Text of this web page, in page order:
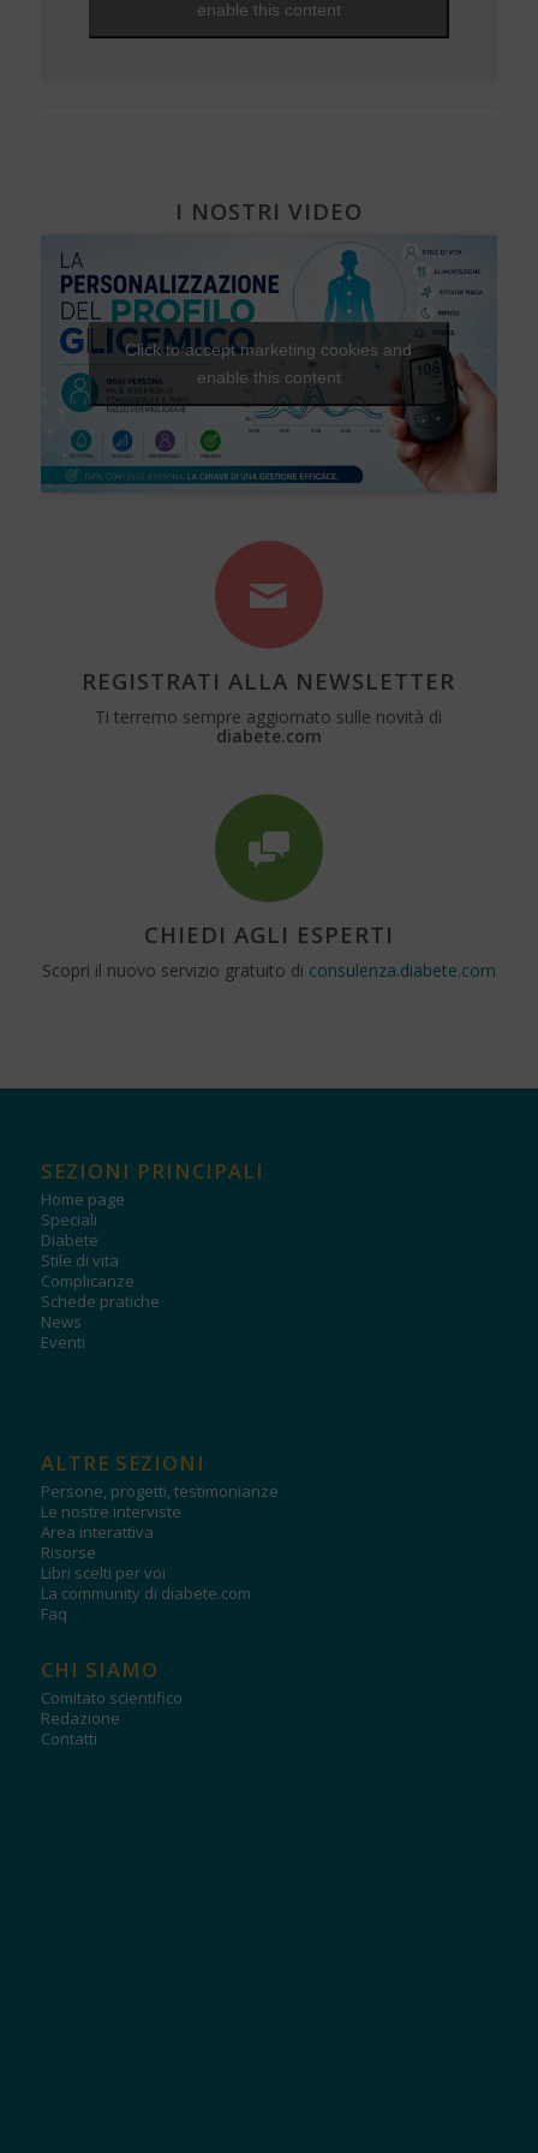
enable this content
I NOSTRI VIDEO
Click to accept marketing cookies and
enable this content
REGISTRATI ALLA NEWSLETTER
Ti terremo sempre aggiornato sulle novità di
diabete.com
CHIEDI AGLI ESPERTI
Scopri il nuovo servizio gratuito di consulenza.diabete.com
SEZIONI PRINCIPALI
Home page
Speciali
Diabete
Stile di vita
Complicanze
Schede pratiche
News
Eventi
ALTRE SEZIONI
Persone, progetti, testimonianze
Le nostre interviste
Area interattiva
Risorse
Libri scelti per voi
La community di diabete.com
Faq
CHI SIAMO
Comitato scientifico
Redazione
Contatti